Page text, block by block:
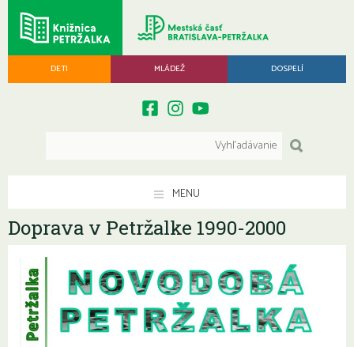
DETI MLÁDEŽ DOSPELÍ
MENU
Doprava v Petržalke 1990-2000